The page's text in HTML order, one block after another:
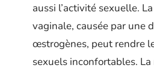
aussi l’activité sexuelle.
vaginale, causée par une
œstrogènes, peut rendre
sexuels inconfortables.